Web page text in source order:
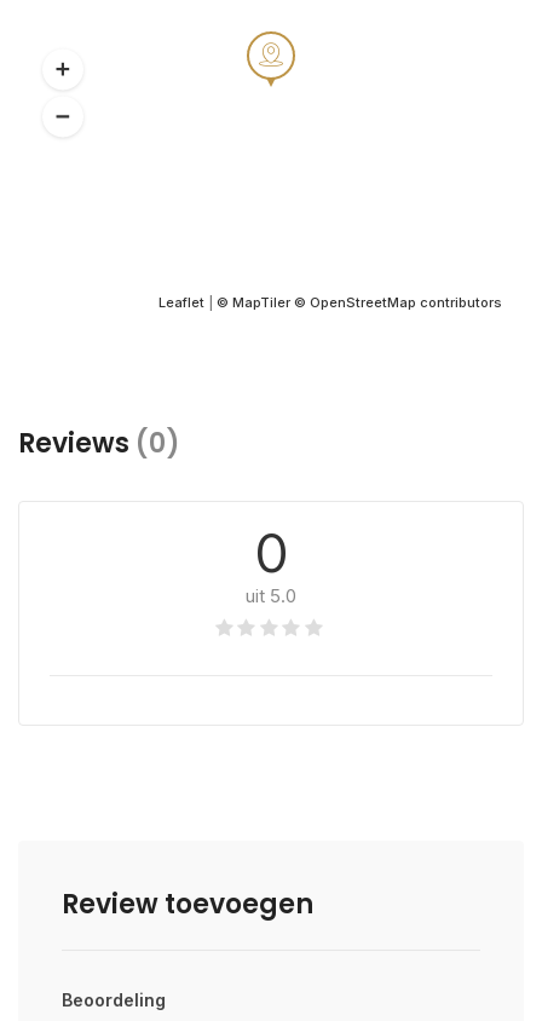
Leaflet © MapTiler © OpenStreetMap contributors
Reviews (0)
0
uit 5.0
Review toevoegen
Beoordeling